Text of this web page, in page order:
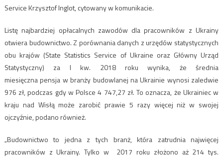
Service Krzysztof Inglot, cytowany w komunikacie.
Listę najbardziej opłacalnych zawodów dla pracowników z Ukrainy
otwiera budownictwo. Z porównania danych z urzędów statystycznych
obu krajów (State Statistics Service of Ukraine oraz Główny Urząd
Statystyczny) za I kw. 2018 roku wynika, że średnia
miesięczna pensja w branży budowlanej na Ukrainie wynosi zaledwie
976 zł, podczas gdy w Polsce 4 747,27 zł. To oznacza, że Ukrainiec w
kraju nad Wisłą może zarobić prawie 5 razy więcej niż w swojej
ojczyźnie, podano również.
„Budownictwo to jedna z tych branż, która zatrudnia najwięcej
pracowników z Ukrainy. Tylko w 2017 roku złożono aż 214 tys.